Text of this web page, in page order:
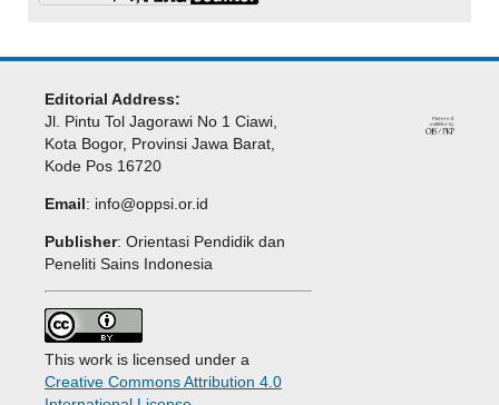
Editorial Address:
Jl. Pintu Tol Jagorawi No 1 Ciawi,
Kota Bogor, Provinsi Jawa Barat,
Kode Pos 16720
Email: info@oppsi.or.id
Publisher: Orientasi Pendidik dan
Peneliti Sains Indonesia
This work is licensed under a
Creative Commons Attribution 4.0